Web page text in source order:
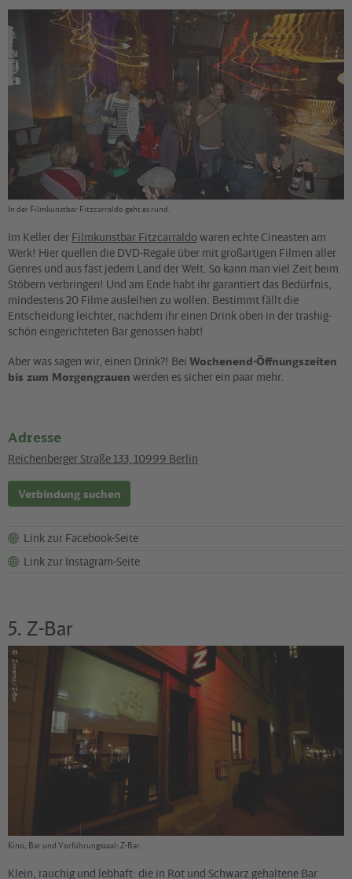
Martin Schuffenhauer
In der Filmkunstbar Fitzcarraldo geht es rund.
Im Keller der Filmkunstbar Fitzcarraldo waren echte Cineasten am
Werk! Hier quellen die DVD-Regale über mit großartigen Filmen aller
Genres und aus fast jedem Land der Welt. So kann man viel Zeit beim
Stöbern verbringen! Und am Ende habt ihr garantiert das Bedürfnis,
mindestens 20 Filme ausleihen zu wollen. Bestimmt fällt die
Entscheidung leichter, nachdem ihr einen Drink oben in der trashig-
schön eingerichteten Bar genossen habt!
Aber was sagen wir, einen Drink?! Bei Wochenend-Öffnungszeiten
bis zum Morgengrauen werden es sicher ein paar mehr.
Adresse
Reichenberger Straße 133, 10999 Berlin
Verbindung suchen
Link zur Facebook-Seite
Link zur Instagram-Seite
5. Z-Bar
©
Z-inema / Z-Bar
Kino, Bar und Vorführungssaal: Z-Bar.
Klein, rauchig und lebhaft: die in Rot und Schwarz gehaltene Bar